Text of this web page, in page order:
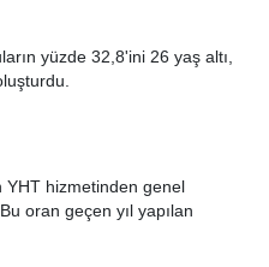
yüzde 32,8'ini 26 yaş altı,
YHT hizmetinden genel
oran geçen yıl yapılan